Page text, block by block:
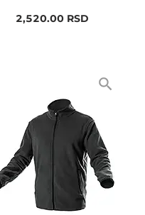
2,520.00RSD